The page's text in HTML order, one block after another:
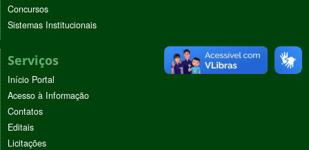
Concursos
Sistemas Institucionais
Serviços
Início Portal
Acesso à Informação
Contatos
Editais
Licitações